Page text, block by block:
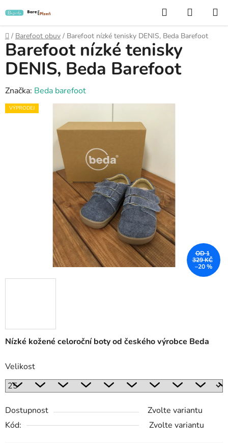
na
obsah
Hledat
KOŠÍK
Domů
/ Barefoot obuv / Barefoot nízké tenisky DENIS, Beda Barefoot
Nízké kožené celoroční boty od českého výrobce Beda
Velikost
Dostupnost
Zvolte variantu
Kód:
Zvolte variantu
Barefoot nízké tenisky
DENIS, Beda Barefoot
Značka: Beda barefoot
VÝPRODEJ
OD 1
329 KČ
–20 %